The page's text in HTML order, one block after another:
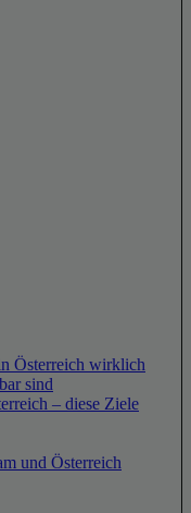
Österreich wirklich
sind
– diese Ziele
und Österreich